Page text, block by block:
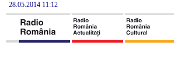
28.05.2014 11:12